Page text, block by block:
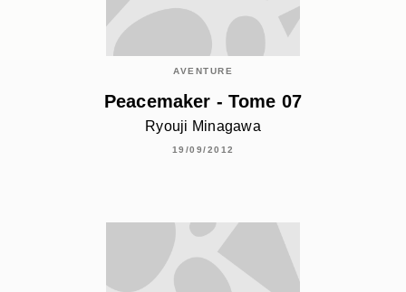
AVENTURE
Peacemaker - Tome 07
Ryouji Minagawa
19/09/2012